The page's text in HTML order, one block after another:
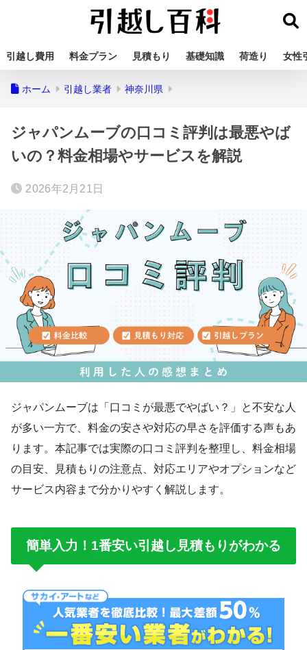
引越し費用 料金プラン 見積もり 基礎知識 荷造り 女性
ホーム 引越し業者 神奈川県
ジャパンムーブの口コミ評判は最悪やば
いの？料金相場やサービスを解説
2026年2月21日
ジャパンムーブは「口コミが最悪でやばい？」と不安な人
が多い一方で、料金の安さや対応の早さを評価する声もあ
ります。本記事では実際の口コミ評判を整理し、料金相場
の目安、見積もりの注意点、対応エリアやオプションなど
サービス内容まで分かりやすく解説します。
簡単入力！1番安い引越し見積もりがわかる